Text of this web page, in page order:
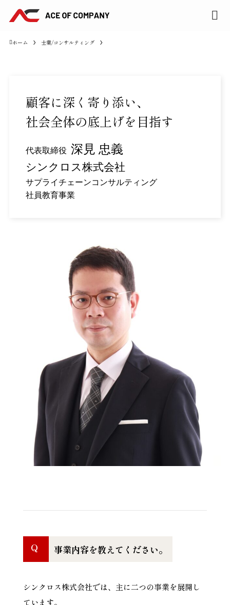
ホーム 士業/コンサルティング
顧客に深く寄り添い、
社会全体の底上げを目指す
代表取締役 深見 忠義
シンクロス株式会社
サプライチェーンコンサルティング
社員教育事業
Q 事業内容を教えてください。
シンクロス株式会社では、主に二つの事業を展開し
ています。